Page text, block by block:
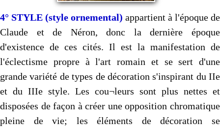
4° STYLE (style ornemental) appartient à l'époque de
Claude et de Néron, donc la dernière époque
d'existence de ces cités. Il est la manifestation de
l'éclectisme propre à l'art romain et se sert d'une
grande variété de types de décoration s'inspirant du IIe
et du IIIe style. Les cou¬leurs sont plus nettes et
disposées de façon à créer une opposition chromatique
pleine de vie; les éléments de décoration se